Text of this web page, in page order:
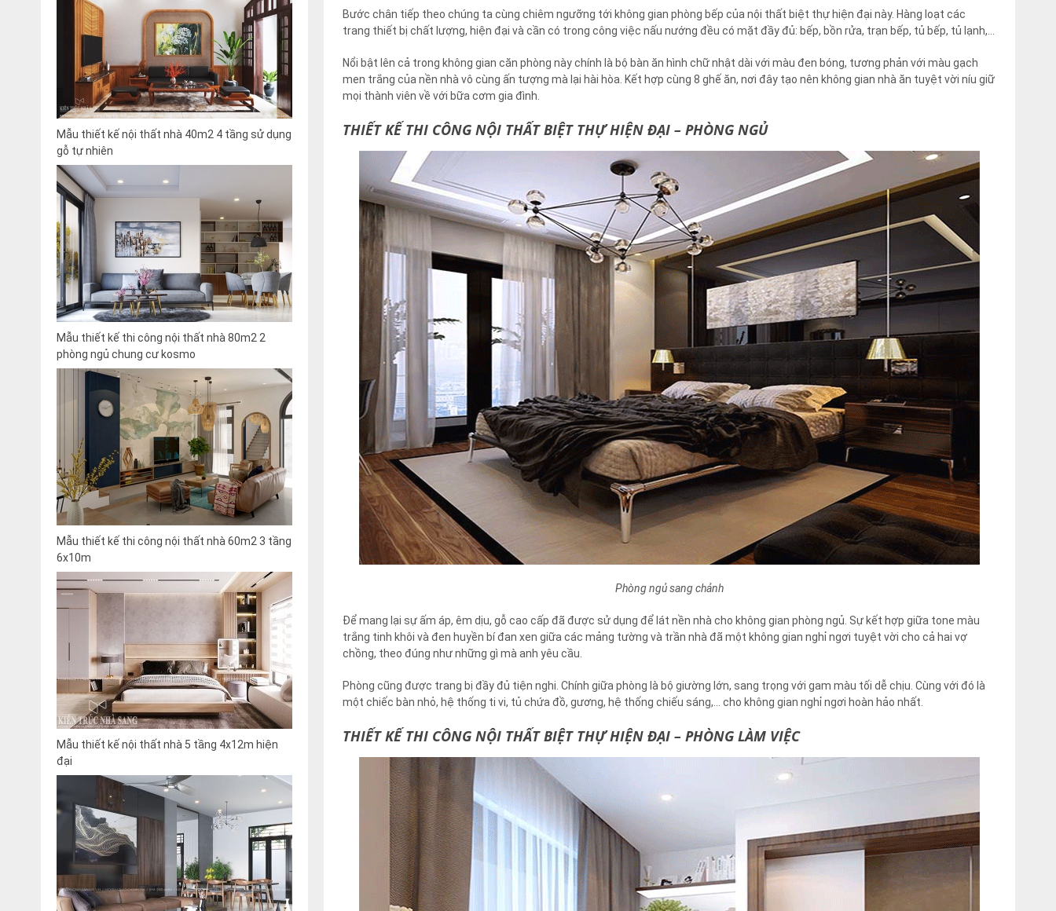
Bước chân tiếp theo chúng ta cùng chiêm ngưỡng tới không gian phòng bếp của nội thất biệt thự hiện đại này. Hàng loạt các
trang thiết bị chất lượng, hiện đại và cần có trong công việc nấu nướng đều có mặt đầy đủ: bếp, bồn rửa, trạn bếp, tủ bếp, tủ lạnh,…
Nổi bật lên cả trong không gian căn phòng này chính là bộ bàn ăn hình chữ nhật dài với màu đen bóng, tương phản với màu gạch
men trắng của nền nhà vô cùng ấn tượng mà lại hài hòa. Kết hợp cùng 8 ghế ăn, nơi đây tạo nên không gian nhà ăn tuyệt vời níu giữ
mọi thành viên về với bữa cơm gia đình.
THIẾT KẾ THI CÔNG NỘI THẤT BIỆT THỰ HIỆN ĐẠI – PHÒNG NGỦ
Phòng ngủ sang chảnh
Để mang lại sự ấm áp, êm dịu, gỗ cao cấp đã được sử dụng để lát nền nhà cho không gian phòng ngủ. Sự kết hợp giữa tone màu
trắng tinh khôi và đen huyền bí đan xen giữa các mảng tường và trần nhà đã một không gian nghỉ ngơi tuyệt vời cho cả hai vợ
chồng, theo đúng như những gì mà anh yêu cầu.
Phòng cũng được trang bị đầy đủ tiện nghi. Chính giữa phòng là bộ giường lớn, sang trọng với gam màu tối dễ chịu. Cùng với đó là
một chiếc bàn nhỏ, hệ thống ti vi, tủ chứa đồ, gương, hệ thống chiếu sáng,… cho không gian nghỉ ngơi hoàn hảo nhất.
THIẾT KẾ THI CÔNG NỘI THẤT BIỆT THỰ HIỆN ĐẠI –PHÒNG LÀM VIỆC
Mẫu thiết kế nội thất nhà 40m2 4 tầng sử dụng
gỗ tự nhiên
Mẫu thiết kế thi công nội thất nhà 80m2 2
phòng ngủ chung cư kosmo
Mẫu thiết kế thi công nội thất nhà 60m2 3 tầng
6x10m
Mẫu thiết kế nội thất nhà 5 tầng 4x12m hiện
đại